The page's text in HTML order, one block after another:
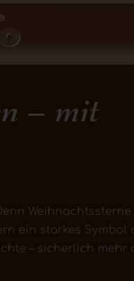
– mit
ein starkes Symbol
– sicherlich mehr